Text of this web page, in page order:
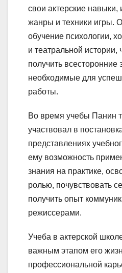
свои актерские навыки,
жанры и техники игры.
обучение психологии,
и театральной истории,
получить всесторонние
необходимые для
работы.
Во время учебы Панин
участвовал в
представлениях
ему возможность
знания на практике,
ролью, почувствовать
получить опыт
режиссерами.
Учеба в актерской
важным этапом его
профессиональной